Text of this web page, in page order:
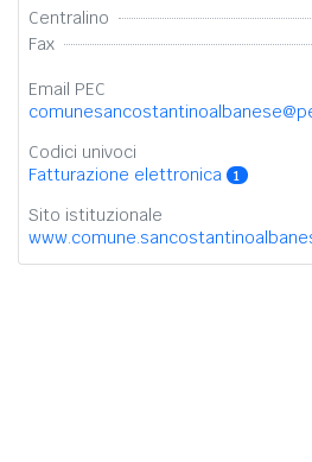
Centralino
Fax
Email PEC
Codici univoci
Fatturazione elettronica
1
Sito istituzionale